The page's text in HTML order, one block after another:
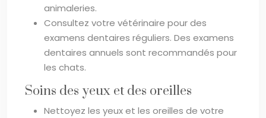
animaleries.
Consultez votre vétérinaire pour des
examens dentaires réguliers. Des examens
dentaires annuels sont recommandés pour
les chats.
Soins des yeux et des oreilles
Nettoyez les yeux et les oreilles de votre